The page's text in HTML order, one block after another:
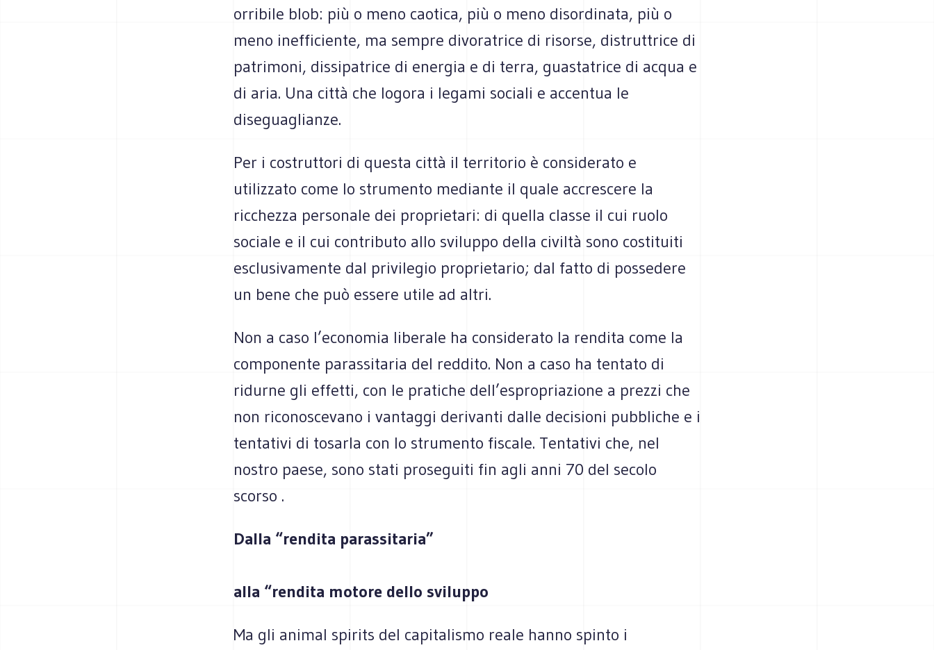
orribile blob: più o meno caotica, più o meno disordinata, più o
meno inefficiente, ma sempre divoratrice di risorse, distruttrice di
patrimoni, dissipatrice di energia e di terra, guastatrice di acqua e
di aria. Una città che logora i legami sociali e accentua le
diseguaglianze.
Per i costruttori di questa città il territorio è considerato e
utilizzato come lo strumento mediante il quale accrescere la
ricchezza personale dei proprietari: di quella classe il cui ruolo
sociale e il cui contributo allo sviluppo della civiltà sono costituiti
esclusivamente dal privilegio proprietario; dal fatto di possedere
un bene che può essere utile ad altri.
Non a caso l’economia liberale ha considerato la rendita come la
componente parassitaria del reddito. Non a caso ha tentato di
ridurne gli effetti, con le pratiche dell’espropriazione a prezzi che
non riconoscevano i vantaggi derivanti dalle decisioni pubbliche e i
tentativi di tosarla con lo strumento fiscale. Tentativi che, nel
nostro paese, sono stati proseguiti fin agli anni 70 del secolo
scorso .
Dalla “rendita parassitaria”
alla “rendita motore dello sviluppo
Ma gli animal spirits del capitalismo reale hanno spinto i